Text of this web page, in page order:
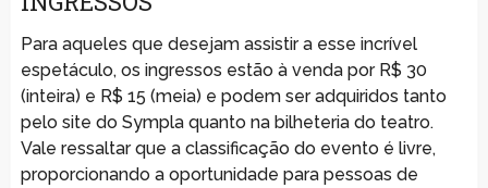
Para aqueles que desejam assistir a esse incrível
espetáculo, os ingressos estão à venda por R$ 30
(inteira) e R$ 15 (meia) e podem ser adquiridos tanto
pelo site do Sympla quanto na bilheteria do teatro.
Vale ressaltar que a classificação do evento é livre,
proporcionando a oportunidade para pessoas de